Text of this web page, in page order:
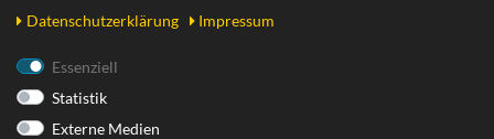
Rechtliches
AGB
Daten­schutz­erklärung
Impressum
Essenziell
Statistik
Externe Medien